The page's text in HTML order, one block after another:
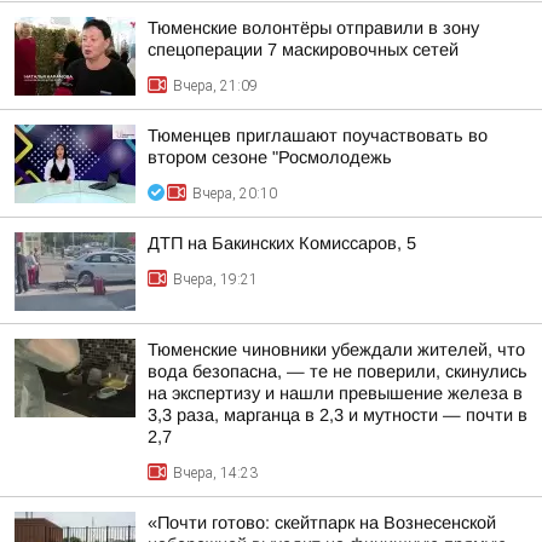
Тюменские волонтёры отправили в зону
спецоперации 7 маскировочных сетей
Вчера, 21:09
Тюменцев приглашают поучаствовать во
втором сезоне "Росмолодежь
Вчера, 20:10
ДТП на Бакинских Комиссаров, 5
Вчера, 19:21
Тюменские чиновники убеждали жителей, что
вода безопасна, — те не поверили, скинулись
на экспертизу и нашли превышение железа в
3,3 раза, марганца в 2,3 и мутности — почти в
2,7
Вчера, 14:23
«Почти готово: скейтпарк на Вознесенской